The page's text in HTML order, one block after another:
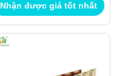
dụng tường ngoài
Nhận được giá tốt nhất